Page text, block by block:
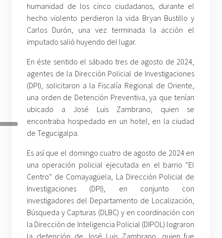
humanidad de los cinco ciudadanos, durante el
hecho violento perdieron la vida Bryan Bustillo y
Carlos Durón, una vez terminada la acción el
imputado salió huyendo del lugar.
En éste sentido el sábado tres de agosto de 2024,
agentes de la Dirección Policial de Investigaciones
(DPI), solicitaron a la Fiscalía Regional de Oriente,
una orden de Detención Preventiva, ya que tenían
ubicado a José Luis Zambrano, quien se
encontraba hospedado en un hotel, en la ciudad
de Tegucigalpa.
Es así que el domingo cuatro de agosto de 2024 en
una operación policial ejecutada en el barrio “El
Centro” de Comayagüela, La Dirección Policial de
Investigaciones (DPI), en conjunto con
investigadores del Departamento de Localización,
Búsqueda y Capturas (DLBC) y en coordinación con
la Dirección de Inteligencia Policial (DIPOL) lograron